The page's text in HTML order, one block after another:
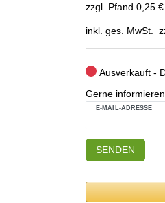
zzgl. Pfand 0,25 €
inkl. ges. MwSt.
Ausverkauft -
Gerne
E-MAIL-ADRESSE
SENDEN